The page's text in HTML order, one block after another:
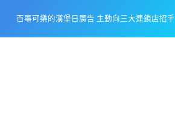
content
百事可樂的漢堡日廣告 主動向三大連鎖店招手